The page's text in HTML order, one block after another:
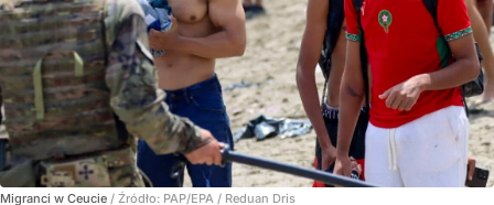
Migranci w Ceucie / Źródło: PAP/EPA / Reduan Dris